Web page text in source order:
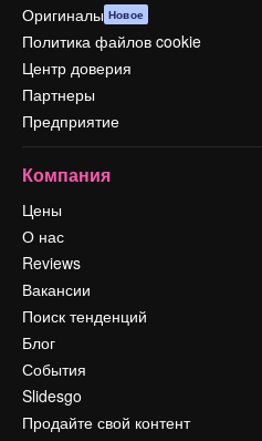
Оригиналы Новое
Политика файлов cookie
Центр доверия
Партнеры
Предприятие
Компания
Цены
О нас
Reviews
Вакансии
Поиск тенденций
Блог
События
Slidesgo
Продайте свой контент